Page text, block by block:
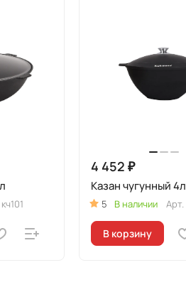
кч101
4 452 ₽
Казан чугунный 4л
5 В наличии Арт.
В корзину